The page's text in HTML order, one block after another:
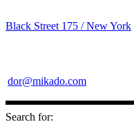
Black Street 175 / New York
dor@mikado.com
Search for: